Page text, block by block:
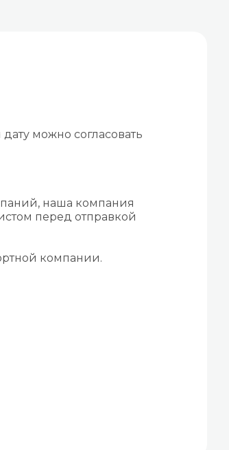
можно согласовать
наша компания
перед отправкой
компании.